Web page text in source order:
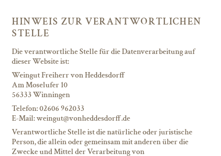
HINWEIS ZUR VERANTWORTLICHEN
STELLE
Die verantwortliche Stelle für die Datenverarbeitung auf
dieser Website ist:
Weingut Freiherr von Heddesdorff
Am Moselufer 10
56333 Winningen
Telefon: 02606 962033
E-Mail: weingut@vonheddesdorff.de
Verantwortliche Stelle ist die natürliche oder juristische
Person, die allein oder gemeinsam mit anderen über die
Zwecke und Mittel der Verarbeitung von